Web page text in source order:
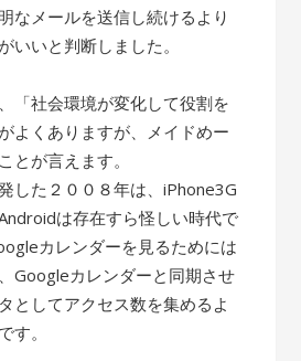
なメールを送信し続けるより
いいと判断しました。
「社会環境が変化して役割を
よくありますが、メイドめー
とが言えます。
した２００８年は、iPhone3G
は存在すら怪しい時代で
カレンダーを見るためには
Googleカレンダーと同期させ
としてアクセス数を集めるよ
す。